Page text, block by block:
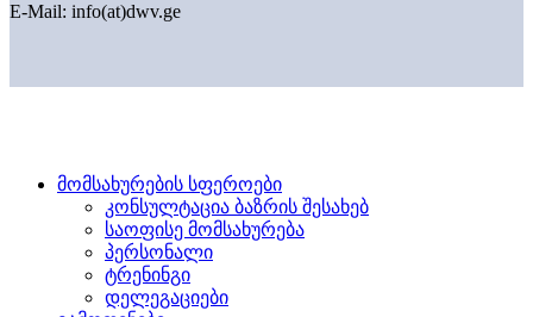
E-Mail: info(at)dwv.ge
მომსახურების სფეროები
კონსულტაცია ბაზრის შესახებ
საოფისე მომსახურება
პერსონალი
ტრენინგი
დელეგაციები